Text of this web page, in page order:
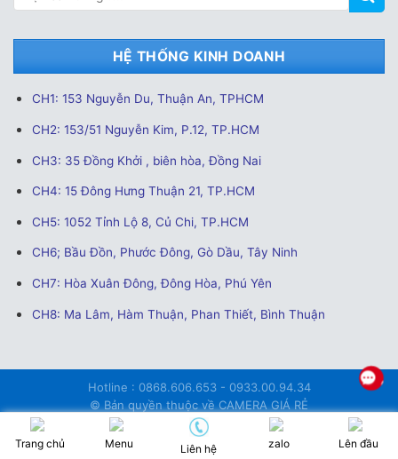
kiếm:
HỆ THỐNG KINH DOANH
CH1: 153 Nguyễn Du, Thuận An, TPHCM
CH2: 153/51 Nguyễn Kim, P.12, TP.HCM
CH3: 35 Đồng Khởi , biên hòa, Đồng Nai
CH4: 15 Đông Hưng Thuận 21, TP.HCM
CH5: 1052 Tỉnh Lộ 8, Củ Chi, TP.HCM
CH6; Bầu Đồn, Phước Đông, Gò Dầu, Tây Ninh
CH7: Hòa Xuân Đông, Đông Hòa, Phú Yên
CH8: Ma Lâm, Hàm Thuận, Phan Thiết, Bình Thuận
Hotline : 0868.606.653 - 0933.00.94.34
© Bản quyền thuộc về CAMERA GIÁ RẺ
http://cameragiare247.com/sitemap_index.xml
Thiết kế bởi
WEBNOW.VN
Trang chủ Menu Liên hệ zalo Lên đầu